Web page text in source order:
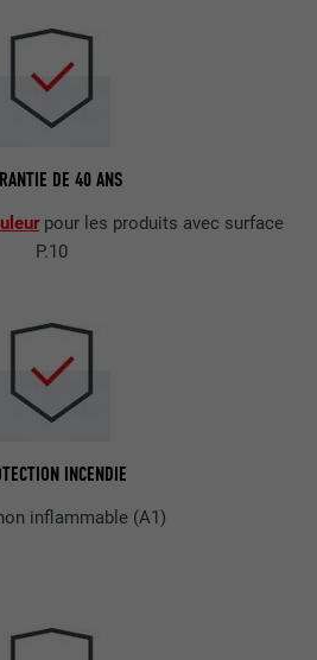
DE 40 ANS
pour les produits avec surface
P.10
INCENDIE
inflammable (A1)